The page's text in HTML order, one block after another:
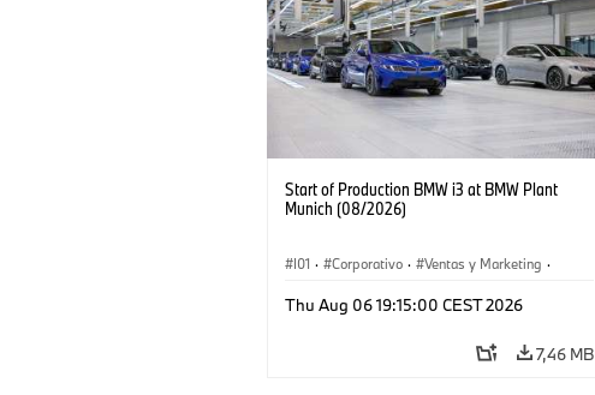
Start of Production BMW i3 at BMW Plant
Munich (08/2026)
I01 · Corporativo · Ventas y Marketing ·
Thu Aug 06 19:15:00 CEST 2026
7,46 MB